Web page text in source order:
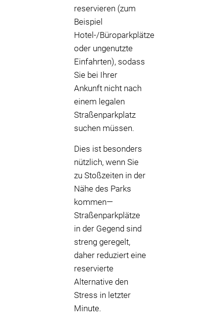
reservieren (zum
Beispiel
Hotel-/Büroparkplätze
oder ungenutzte
Einfahrten), sodass
Sie bei Ihrer
Ankunft nicht nach
einem legalen
Straßenparkplatz
suchen müssen.
Dies ist besonders
nützlich, wenn Sie
zu Stoßzeiten in der
Nähe des Parks
kommen—
Straßenparkplätze
in der Gegend sind
streng geregelt,
daher reduziert eine
reservierte
Alternative den
Stress in letzter
Minute.